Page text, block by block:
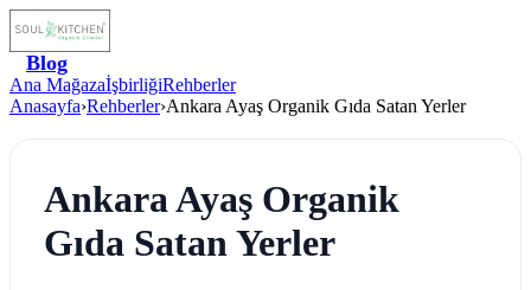
Blog
Ana MağazaİşbirliğiRehberler
Anasayfa›Rehberler›Ankara Ayaş Organik Gıda Satan Yerler
Ankara Ayaş Organik
Gıda Satan Yerler